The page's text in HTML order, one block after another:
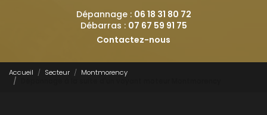
Dépannage : 06 18 31 80 72
Débarras : 07 67 59 91 75
Contactez-nous
Accueil Secteur
Montmorency